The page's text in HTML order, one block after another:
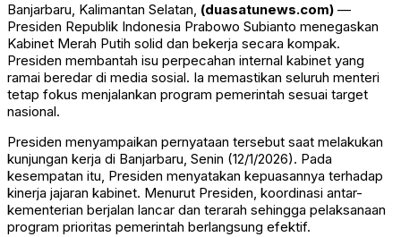
Banjarbaru, Kalimantan Selatan, (duasatunews.com) —
Presiden Republik Indonesia Prabowo Subianto menegaskan
Kabinet Merah Putih solid dan bekerja secara kompak.
Presiden membantah isu perpecahan internal kabinet yang
ramai beredar di media sosial. Ia memastikan seluruh menteri
tetap fokus menjalankan program pemerintah sesuai target
nasional.
Presiden menyampaikan pernyataan tersebut saat melakukan
kunjungan kerja di Banjarbaru, Senin (12/1/2026). Pada
kesempatan itu, Presiden menyatakan kepuasannya terhadap
kinerja jajaran kabinet. Menurut Presiden, koordinasi antar-
kementerian berjalan lancar dan terarah sehingga pelaksanaan
program prioritas pemerintah berlangsung efektif.